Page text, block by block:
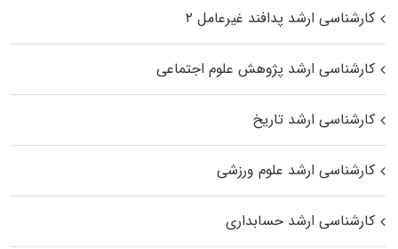
کارشناسی ارشد پدافند غیرعامل ۲
کارشناسی ارشد پژوهش علوم اجتماعی
کارشناسی ارشد تاریخ
کارشناسی ارشد علوم ورزشی
کارشناسی ارشد حسابداری